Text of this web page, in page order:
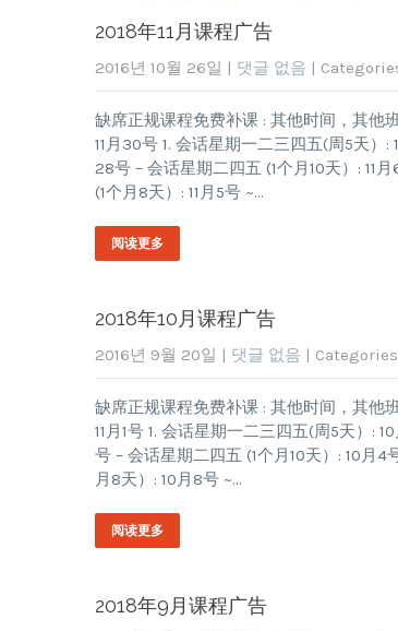
2018年11月课程广告
2016년 10월 26일 | 댓글 없음 |
缺席正规课程免费补课 : 其他时间，其他
11月30号 1. 会话星期一二三四五(周5天）:
28号 – 会话星期二四五 (1个月10天）: 11
(1个月8天）: 11月5号 ~…
阅读更多
2018年10月课程广告
2016년 9월 20일 | 댓글 없음 |
缺席正规课程免费补课 : 其他时间，其他
11月1号 1. 会话星期一二三四五(周5天）:
号 – 会话星期二四五 (1个月10天）: 10月4
月8天）: 10月8号 ~…
阅读更多
2018年9月课程广告